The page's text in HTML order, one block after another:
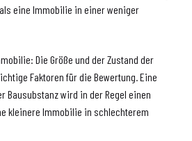
eine Immobilie in einer weniger
Die Größe und der Zustand der
Faktoren für die Bewertung. Eine
Bausubstanz wird in der Regel einen
kleinere Immobilie in schlechterem